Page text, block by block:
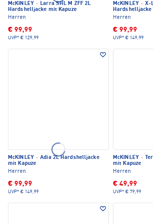
McKINLEY · Larra SHL M ZFF 2L
Hardshelljacke mit Kapuze
Herren
€ 99,99
UVP* € 129,99
McKINLEY · X-
Hardshelljacke
Herren
€ 99,99
UVP* € 149,99
McKINLEY · Adia 2L Hardshelljacke
mit Kapuze
Herren
€ 99,99
UVP* € 149,99
McKINLEY ·
mit Kapuze
Herren
€ 49,99
UVP* € 79,99